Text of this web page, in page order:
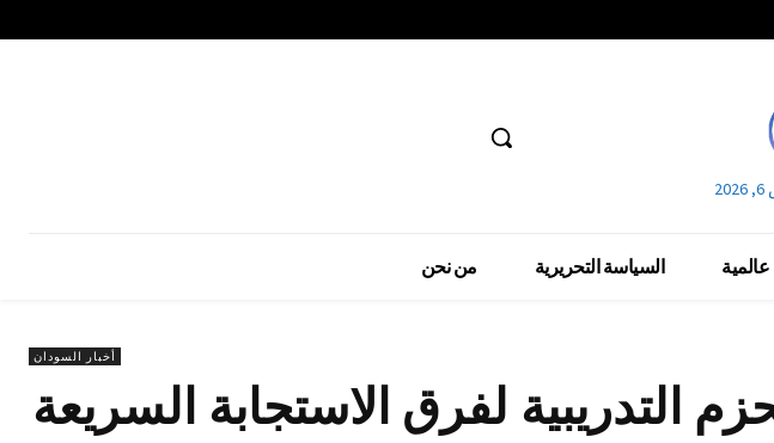
عالمية السياسة التحريرية من نحن
أخبار السودان
التدريبية لفرق الاستجابة السريعة